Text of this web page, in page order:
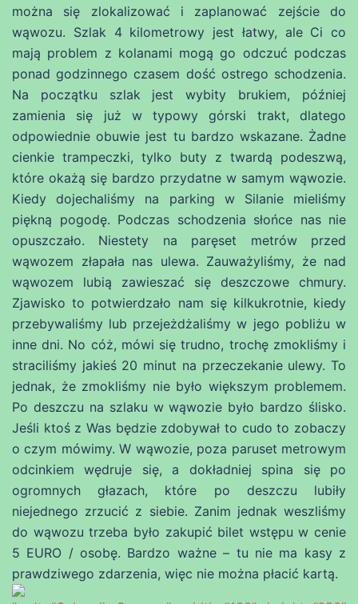
można się zlokalizować i zaplanować zejście do
wąwozu. Szlak 4 kilometrowy jest łatwy, ale Ci co
mają problem z kolanami mogą go odczuć podczas
ponad godzinnego czasem dość ostrego schodzenia.
Na początku szlak jest wybity brukiem, później
zamienia się już w typowy górski trakt, dlatego
odpowiednie obuwie jest tu bardzo wskazane. Żadne
cienkie trampeczki, tylko buty z twardą podeszwą,
które okażą się bardzo przydatne w samym wąwozie.
Kiedy dojechaliśmy na parking w Silanie mieliśmy
piękną pogodę. Podczas schodzenia słońce nas nie
opuszczało. Niestety na paręset metrów przed
wąwozem złapała nas ulewa. Zauważyliśmy, że nad
wąwozem lubią zawieszać się deszczowe chmury.
Zjawisko to potwierdzało nam się kilkukrotnie, kiedy
przebywaliśmy lub przejeżdżaliśmy w jego pobliżu w
inne dni. No cóż, mówi się trudno, trochę zmokliśmy i
straciliśmy jakieś 20 minut na przeczekanie ulewy. To
jednak, że zmokliśmy nie było większym problemem.
Po deszczu na szlaku w wąwozie było bardzo ślisko.
Jeśli ktoś z Was będzie zdobywał to cudo to zobaczy
o czym mówimy. W wąwozie, poza paruset metrowym
odcinkiem wędruje się, a dokładniej spina się po
ogromnych głazach, które po deszczu lubiły
niejednego zrzucić z siebie. Zanim jednak weszliśmy
do wąwozu trzeba było zakupić bilet wstępu w cenie
5 EURO / osobę. Bardzo ważne – tu nie ma kasy z
prawdziwego zdarzenia, więc nie można płacić kartą.